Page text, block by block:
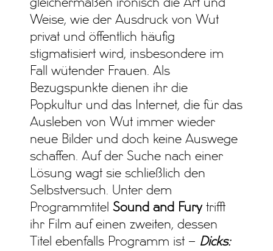
gleichermaßen ironisch die Art und
Weise, wie der Ausdruck von Wut
privat und öffentlich häufig
stigmatisiert wird, insbesondere im
Fall wütender Frauen. Als
Bezugspunkte dienen ihr die
Popkultur und das Internet, die für das
Ausleben von Wut immer wieder
neue Bilder und doch keine Auswege
schaffen. Auf der Suche nach einer
Lösung wagt sie schließlich den
Selbstversuch. Unter dem
ProgrammtitelSound and Furytrifft
ihr Film auf einen zweiten, dessen
Titel ebenfalls Programm ist – Dicks: